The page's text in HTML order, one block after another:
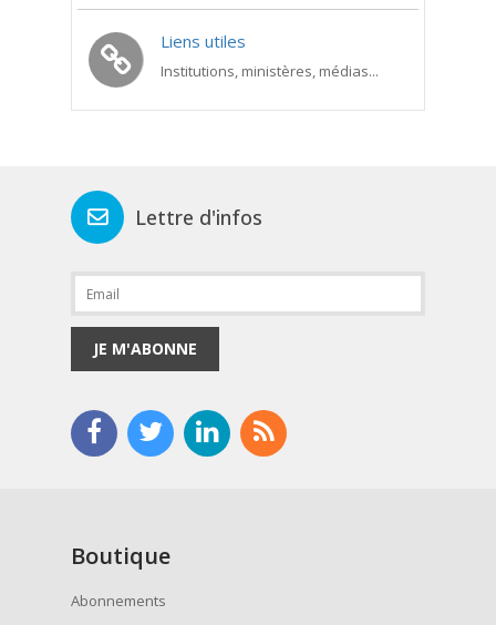
Liens utiles
Institutions, ministères, médias...
Lettre d'infos
JE M'ABONNE
Boutique
Abonnements